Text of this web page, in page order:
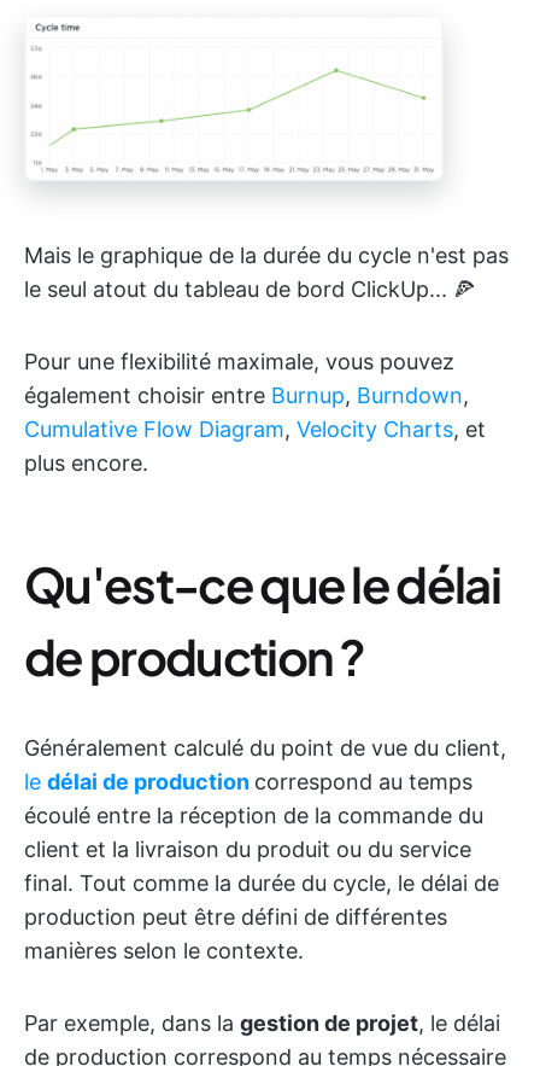
Mais le graphique de la durée du cycle n'est pas
le seul atout du tableau de bord ClickUp... 🍕
Pour une flexibilité maximale, vous pouvez
également choisir entre Burnup, Burndown,
Cumulative Flow Diagram, Velocity Charts, et
plus encore.
Qu'est-ce que le délai
de production ?
Généralement calculé du point de vue du client,
le délai de production correspond au temps
écoulé entre la réception de la commande du
client et la livraison du produit ou du service
final. Tout comme la durée du cycle, le délai de
production peut être défini de différentes
manières selon le contexte.
Par exemple, dans la gestion de projet, le délai
de production correspond au temps nécessaire